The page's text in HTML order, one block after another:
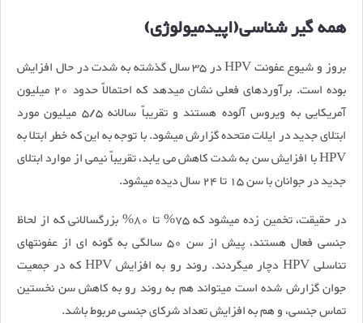
همه ­گیر شناسی(اپیدمیولوژی)
بروز و شیوع عفونت HPV در 35 سال گذشته به شدت در حال افزایش
بوده است. برآوردهای فعلی نشان می­دهد که احتمالاً حدود 20 میلیون
آمریکایی به ویروس آلوده هستند و تقریباً سالانه 5/5 میلیون مورد
ابتلای جدید در ایلات متحده گزارش می­شود. با توجه به این که خطر ابتلا به
HPV با افزایش سن به شدت کاهش می­ یابد، تقریباً نیمی از موارد ابتلای
جدید در جوانان با سن 15 تا 24 سال دیده می­شود.
در حقیقت، تخمین زده می­شود که 75% تا 80% بزرگسالانی که از لحاظ
جنسی فعال هستند، پیش از سن 50 سالگی به گونه­ ای از عفونت­های
تناسلی HPV دچار می­گردند. روند رو به افزایش HPV که در جمعیت
جوان گزارش شده است می­تواند هم به روند رو به کاهش سن نخستین
تماس جنسی، و هم به افزایش تعداد شرکای جنسی مربوط باشد.